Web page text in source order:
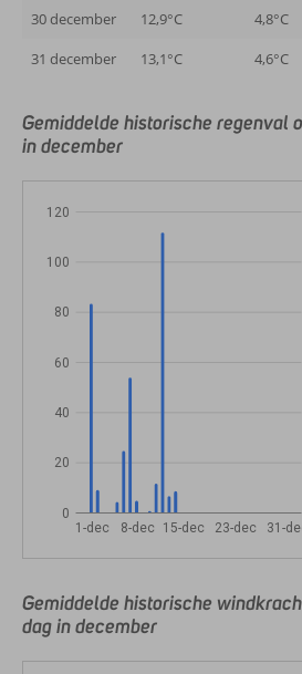
30 december
12,9°C 4,8°C
31 december
13,1°C 4,6°C
Gemiddelde historische regenval
in december
1-dec 8-dec 15-dec 23-dec 31-
0
20
40
60
80
100
120
Gemiddelde historische
dag in december